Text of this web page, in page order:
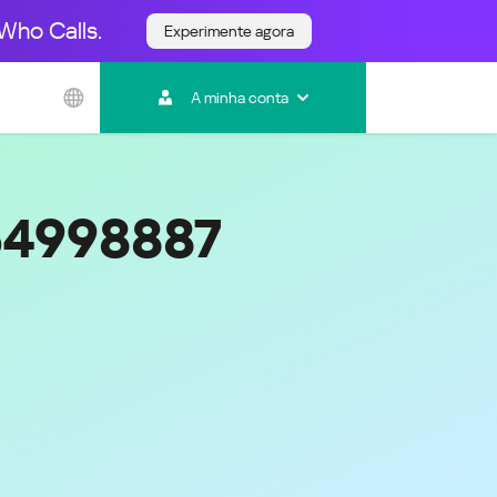
Calls. Experimente agora
A minha conta
Ásia e Pacífico
Australia
India
Malaysia - Bahasa Melayu
New Zealand